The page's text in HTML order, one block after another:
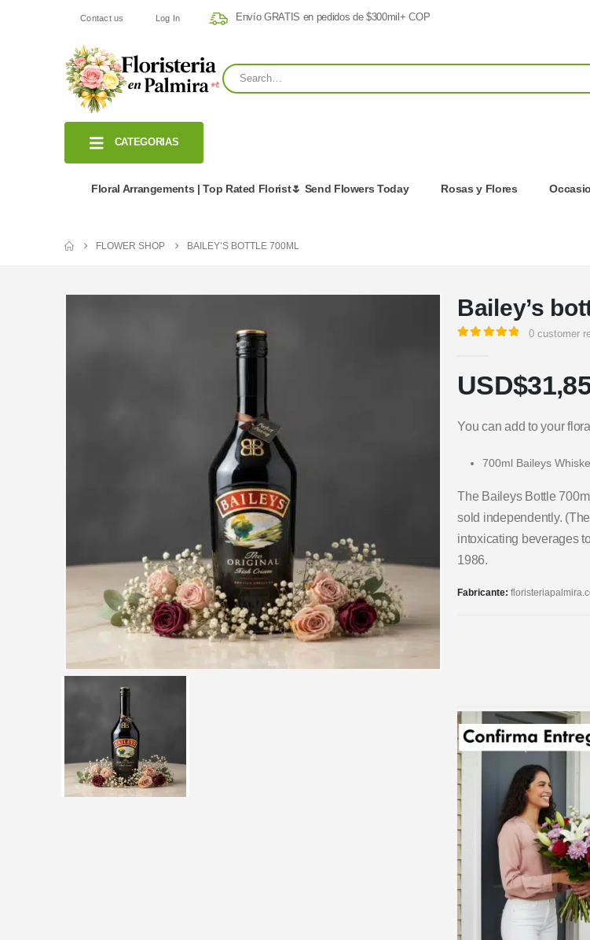
Contact us Log In Envío GRATIS en pedidos de $300mil+ COP
CATEGORIAS
Floral Arrangements | Top Rated Florist🌷 Send Flowers Today Rosas y Flores
FLOWER SHOP BAILEY’S BOTTLE 700ML
Bailey’s
0 customer
USD$
You can add to your
700ml Baileys
The Baileys Bottle
sold independently.
intoxicating beverages
1986.
Fabricante: